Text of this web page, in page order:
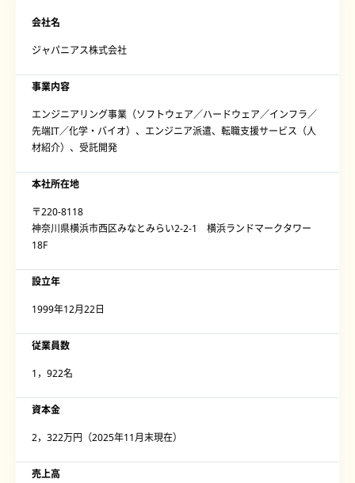
会社名
ジャパニアス株式会社
事業内容
エンジニアリング事業（ソフトウェア／ハードウェア／インフラ／
先端IT／化学・バイオ）、エンジニア派遣、転職支援サービス（人
材紹介）、受託開発
本社所在地
〒220-8118
神奈川県横浜市西区みなとみらい2-2-1 横浜ランドマークタワー
18F
設立年
1999年12月22日
従業員数
1，922名
資本金
2，322万円（2025年11月末現在）
売上高